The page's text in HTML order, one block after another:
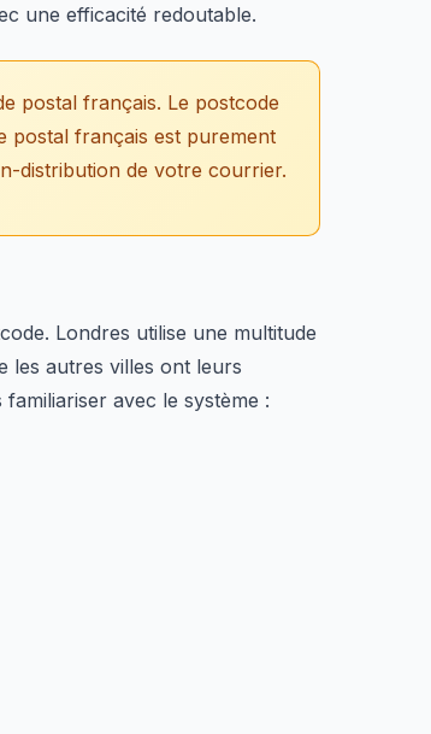
une efficacité redoutable.
postal français. Le postcode
postal français est purement
distribution de votre courrier.
Londres utilise une multitude
les autres villes ont leurs
avec le système :